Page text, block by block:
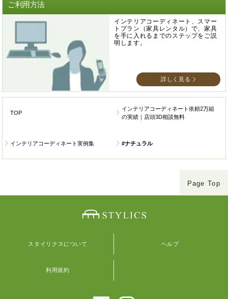
ご利用方法
インテリアコーディネート、スマー
トプラン（家具レンタル）で、家具
を手に入れるまでのステップをご説
明します。
詳しく見る
TOP
インテリアコーディネート依頼2万組
の実績｜店頭3D相談無料
インテリアコーディネート実例集 #ナチュラル
Page Top
スタイリクスについて ヘルプ
利用規約